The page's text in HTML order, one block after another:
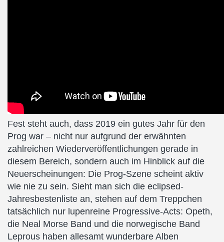
Fest steht auch, dass 2019 ein gutes Jahr für den
Prog war – nicht nur aufgrund der erwähnten
zahlreichen Wiederveröffentlichungen gerade in
diesem Bereich, sondern auch im Hinblick auf die
Neuerscheinungen: Die Prog-Szene scheint aktiv
wie nie zu sein. Sieht man sich die eclipsed-
Jahresbestenliste an, stehen auf dem Treppchen
tatsächlich nur lupenreine Progressive-Acts: Opeth,
die Neal Morse Band und die norwegische Band
Leprous haben allesamt wunderbare Alben